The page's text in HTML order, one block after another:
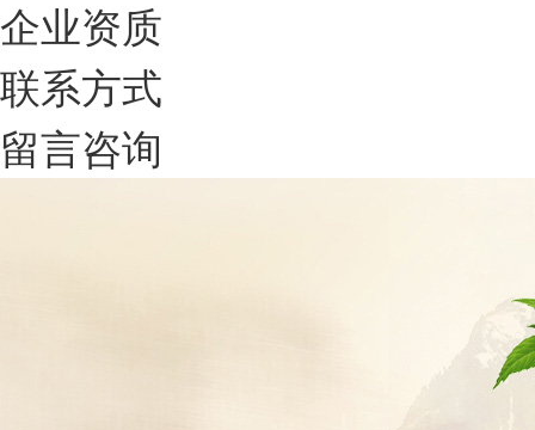
企业资质
联系方式
留言咨询